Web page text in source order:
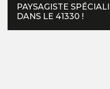
PAYSAGISTE
DANS LE 41330 !